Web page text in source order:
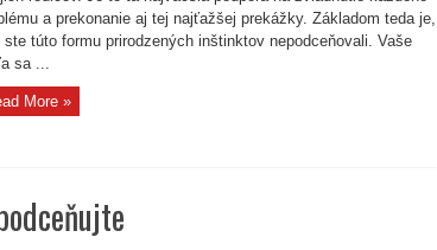
a prekonanie aj tej najťažšej prekážky. Základom teda je,
ste túto formu prirodzených inštinktov nepodceňovali. Vaše
sa ...
More »